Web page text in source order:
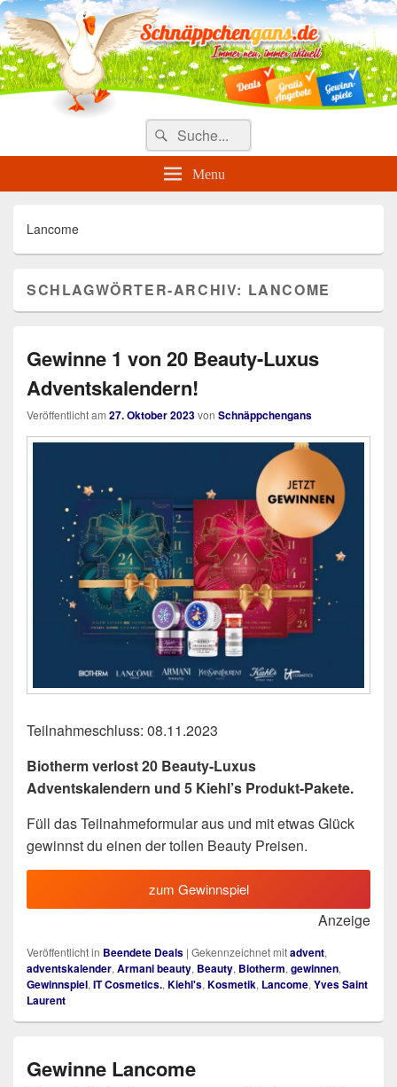
Täglich die besten Gewinnspiele
und Angebote
Search
for:
Suche
Menu
Lancome
SCHLAGWÖRTER-ARCHIV: LANCOME
Gewinne 1 von 20 Beauty-Luxus
Adventskalendern!
Veröffentlicht am 27. Oktober 2023von Schnäppchengans
Teilnahmeschluss: 08.11.2023
Biotherm verlost 20 Beauty-Luxus
Adventskalendern und 5 Kiehl’s Produkt-Pakete.
Füll das Teilnahmeformular aus und mit etwas Glück
gewinnst du einen der tollen Beauty Preisen.
zum Gewinnspiel
Anzeige
Veröffentlicht in Beendete Deals | Gekennzeichnet mitadvent,
adventskalender, Armani beauty, Beauty, Biotherm, gewinnen,
Gewinnspiel, IT Cosmetics., Kiehl's, Kosmetik, Lancome, Yves Saint
Laurent
Gewinne Lancome